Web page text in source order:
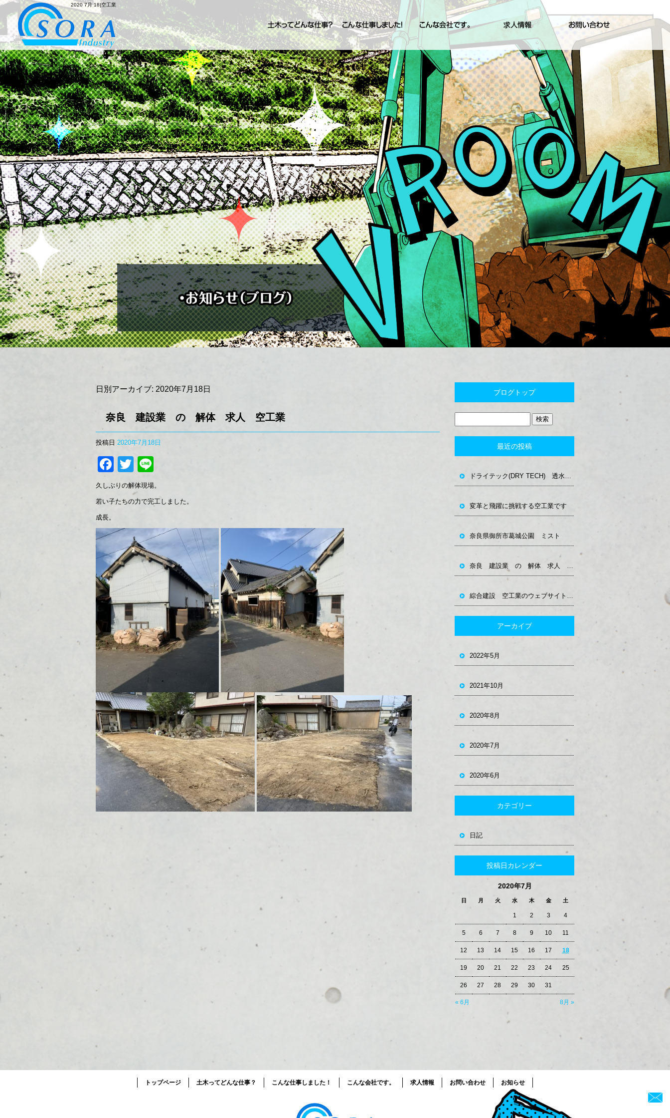
2020 7月 18|空工業
日別アーカイブ: 2020年7月18日
奈良 建設業 の 解体 求人 空工業
投稿日 2020年7月18日
Facebook
Twitter
久しぶりの解体現場。
若い子たちの力で完工しました。
成長。
ブログトップ
最近の投稿
変革と飛躍に挑戦する空工業です
奈良県御所市葛城公園 ミスト
アーカイブ
2022年5月
2021年10月
2020年8月
2020年7月
2020年6月
カテゴリー
日記
投稿日カレンダー
2020年7月
日 月 火 水 木 金 土
« 6月 8月 »
1 2 3 4
5 6 7 8 9 10 11
12 13 14 15 16 17 18
19 20 21 22 23 24 25
26 27 28 29 30 31
トップページ 土木ってどんな仕事？ こんな仕事しました！ こんな会社です。 求人情報 お問い合わせ お知らせ